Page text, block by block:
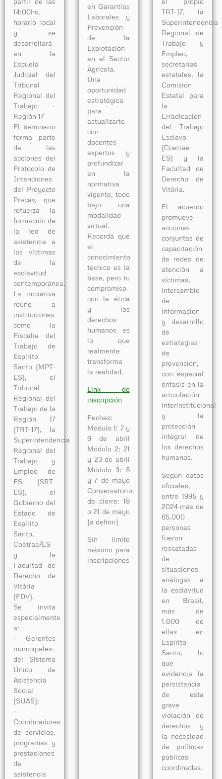
14:00hs,
horario local
y se
desarrollará
en la
Escuela
Judicial del
Tribunal
Regional del
Trabajo –
Región 17
El seminario
forma parte
de las
acciones del
Protocolo de
Intenciones
del Proyecto
Precav, que
refuerza la
formación de
la red de
asistencia a
las víctimas
de la
esclavitud
contemporánea.
La iniciativa
reúne a
instituciones
como la
Fiscalía del
Trabajo de
Espírito
Santo (MPT-
ES), el
Tribunal
Regional del
Trabajo de la
Región 17
(TRT-17), la
Superintendencia
Regional del
Trabajo y
Empleo de
ES (SRT-
ES), el
Gobierno del
Estado de
Espírito
Santo,
Coetrae/ES
y la
Facultad de
Derecho de
Vitória
(FDV).
Se invita
especialmente
a:
· Gerentes
municipales
del Sistema
Único de
Asistencia
Social
(SUAS);
·
Coordinadores
de servicios,
programas y
prestaciones
de
asistencia
en Garantías
Laborales y
Prevención
de la
Explotación
en el Sector
Agrícola.
Una
oportunidad
estratégica
para
actualizarte
con
docentes
expertos y
profundizar
en la
normativa
vigente, todo
bajo una
modalidad
virtual.
Recordá que
el
conocimiento
técnico es la
base, pero tu
compromiso
con la ética
y los
derechos
humanos es
lo que
realmente
transforma
la realidad.
Link de
inscripción
Fechas:
Módulo 1: 7 y
9 de abril
Módulo 2: 21
y 23 de abril
Módulo 3: 5
y 7 de mayo
Conversatorio
de cierre: 19
o 21 de mayo
(a definir)
Sin límite
máximo para
inscripciones
TRT-17, la
Superintendencia
Regional de
Trabajo y
Empleo,
secretarías
estatales, la
Comisión
Estatal para
la
Erradicación
del Trabajo
Esclavo
(Coetrae-
ES) y la
Facultad de
Derecho de
Vitória.
El acuerdo
promueve
acciones
conjuntas de
capacitación
de redes de
atención a
víctimas,
intercambio
de
información
y desarrollo
de
estrategias
de
prevención,
con especial
énfasis en la
articulación
interinstitucional
y la
protección
integral de
los derechos
humanos.
Según datos
oficiales,
entre 1995 y
2024 más de
65.000
personas
fueron
rescatadas
de
situaciones
análogas a
la esclavitud
en Brasil,
más de
1.000 de
ellas en
Espírito
Santo, lo
que
evidencia la
persistencia
de esta
grave
violación de
derechos y
la necesidad
de políticas
públicas
coordinadas.